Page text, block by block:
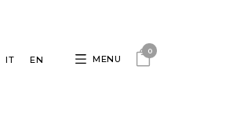
IT EN MENU
0